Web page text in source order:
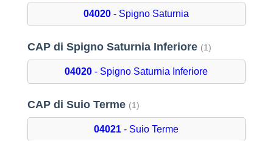
04020 - Spigno Saturnia
CAP di Spigno Saturnia Inferiore (1)
04020 - Spigno Saturnia Inferiore
CAP di Suio Terme (1)
04021 - Suio Terme